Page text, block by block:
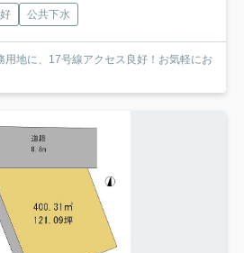
公共下水
地に、17号線アクセス良好！お気軽にお